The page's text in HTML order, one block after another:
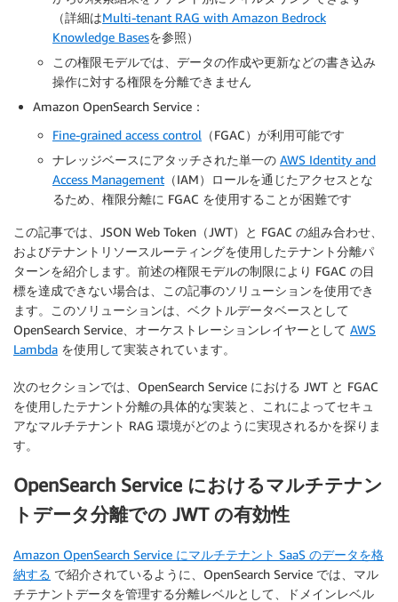
（詳細はMulti-tenant RAG with Amazon Bedrock
Knowledge Basesを参照）
この権限モデルでは、データの作成や更新などの書き込み
操作に対する権限を分離できません
Amazon OpenSearch Service：
Fine-grained access control （FGAC）が利用可能です
ナレッジベースにアタッチされた単一の AWS Identity and
Access Management （IAM）ロールを通じたアクセスとな
るため、権限分離に FGAC を使用することが困難です
この記事では、JSON Web Token（JWT）と FGAC の組み合わせ、
およびテナントリソースルーティングを使用したテナント分離パ
ターンを紹介します。前述の権限モデルの制限により FGAC の目
標を達成できない場合は、この記事のソリューションを使用でき
ます。このソリューションは、ベクトルデータベースとして
OpenSearch Service、オーケストレーションレイヤーとして AWS
Lambda を使用して実装されています。
次のセクションでは、OpenSearch Service における JWT と FGAC
を使用したテナント分離の具体的な実装と、これによってセキュ
アなマルチテナント RAG 環境がどのように実現されるかを探りま
す。
OpenSearch Service におけるマルチテナン
トデータ分離での JWT の有効性
Amazon OpenSearch Service にマルチテナント SaaS のデータを格
納する で紹介されているように、OpenSearch Service では、マル
チテナントデータを管理する分離レベルとして、ドメインレベル